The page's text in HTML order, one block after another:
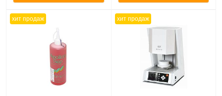
хит продаж хит продаж